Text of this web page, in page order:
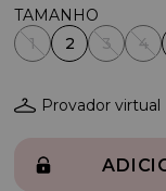
1 2 3 4
Provador virtual